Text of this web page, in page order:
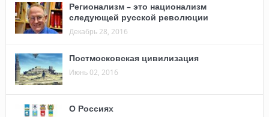
Регионализм – это национализм
следующей русской революции
Декабрь 28, 2016
Постмосковская цивилизация
Июнь 02, 2016
О Россиях